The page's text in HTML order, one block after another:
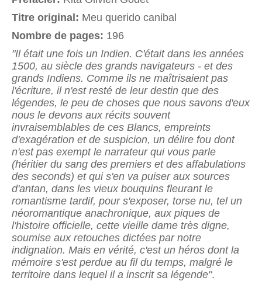
Titre original: Meu querido canibal
Nombre de pages: 196
"Il était une fois un Indien. C'était dans les années
1500, au siècle des grands navigateurs - et des
grands Indiens. Comme ils ne maîtrisaient pas
l'écriture, il n'est resté de leur destin que des
légendes, le peu de choses que nous savons d'eux
nous le devons aux récits souvent
invraisemblables de ces Blancs, empreints
d'exagération et de suspicion, un délire fou dont
n'est pas exempt le narrateur qui vous parle
(héritier du sang des premiers et des affabulations
des seconds) et qui s'en va puiser aux sources
d'antan, dans les vieux bouquins fleurant le
romantisme tardif, pour s'exposer, torse nu, tel un
néoromantique anachronique, aux piques de
l'histoire officielle, cette vieille dame très digne,
soumise aux retouches dictées par notre
indignation. Mais en vérité, c'est un héros dont la
mémoire s'est perdue au fil du temps, malgré le
territoire dans lequel il a inscrit sa légende".